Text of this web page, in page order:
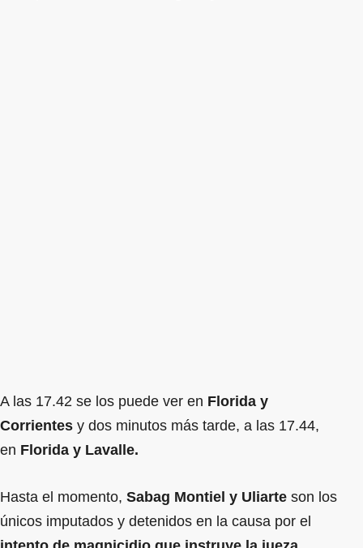
A las 17.42 se los puede ver en Florida y
Corrientes y dos minutos más tarde, a las 17.44,
en Florida y Lavalle.
Hasta el momento, Sabag Montiel y Uliarte son los
únicos imputados y detenidos en la causa por el